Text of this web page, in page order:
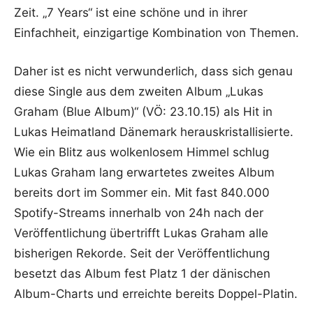
Zeit. „7 Years“ ist eine schöne und in ihrer
Einfachheit, einzigartige Kombination von Themen.
Daher ist es nicht verwunderlich, dass sich genau
diese Single aus dem zweiten Album „Lukas
Graham (Blue Album)“ (VÖ: 23.10.15) als Hit in
Lukas Heimatland Dänemark herauskristallisierte.
Wie ein Blitz aus wolkenlosem Himmel schlug
Lukas Graham lang erwartetes zweites Album
bereits dort im Sommer ein. Mit fast 840.000
Spotify-Streams innerhalb von 24h nach der
Veröffentlichung übertrifft Lukas Graham alle
bisherigen Rekorde. Seit der Veröffentlichung
besetzt das Album fest Platz 1 der dänischen
Album-Charts und erreichte bereits Doppel-Platin.